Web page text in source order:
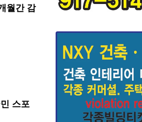
월간 감
스포